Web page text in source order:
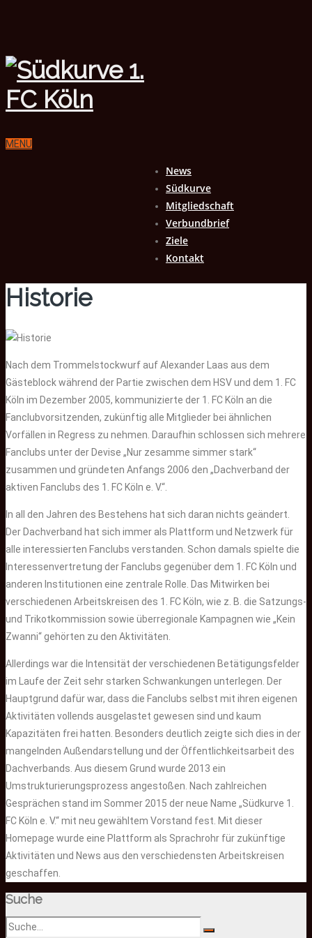
MENU
News
Südkurve
Mitgliedschaft
Verbundbrief
Ziele
Kontakt
Historie
Nach dem Trommelstockwurf auf Alexander Laas aus dem
Gästeblock während der Partie zwischen dem HSV und dem 1. FC
Köln im Dezember 2005, kommunizierte der 1. FC Köln an die
Fanclubvorsitzenden, zukünftig alle Mitglieder bei ähnlichen
Vorfällen in Regress zu nehmen. Daraufhin schlossen sich mehrere
Fanclubs unter der Devise „Nur zesamme simmer stark“
zusammen und gründeten Anfangs 2006 den „Dachverband der
aktiven Fanclubs des 1. FC Köln e. V.“.
In all den Jahren des Bestehens hat sich daran nichts geändert.
Der Dachverband hat sich immer als Plattform und Netzwerk für
alle interessierten Fanclubs verstanden. Schon damals spielte die
Interessenvertretung der Fanclubs gegenüber dem 1. FC Köln und
anderen Institutionen eine zentrale Rolle. Das Mitwirken bei
verschiedenen Arbeitskreisen des 1. FC Köln, wie z. B. die Satzungs-
und Trikotkommission sowie überregionale Kampagnen wie „Kein
Zwanni“ gehörten zu den Aktivitäten.
Allerdings war die Intensität der verschiedenen Betätigungsfelder
im Laufe der Zeit sehr starken Schwankungen unterlegen. Der
Hauptgrund dafür war, dass die Fanclubs selbst mit ihren eigenen
Aktivitäten vollends ausgelastet gewesen sind und kaum
Kapazitäten frei hatten. Besonders deutlich zeigte sich dies in der
mangelnden Außendarstellung und der Öffentlichkeitsarbeit des
Dachverbands. Aus diesem Grund wurde 2013 ein
Umstrukturierungsprozess angestoßen. Nach zahlreichen
Gesprächen stand im Sommer 2015 der neue Name „Südkurve 1.
FC Köln e. V.“ mit neu gewähltem Vorstand fest. Mit dieser
Homepage wurde eine Plattform als Sprachrohr für zukünftige
Aktivitäten und News aus den verschiedensten Arbeitskreisen
geschaffen.
Suche